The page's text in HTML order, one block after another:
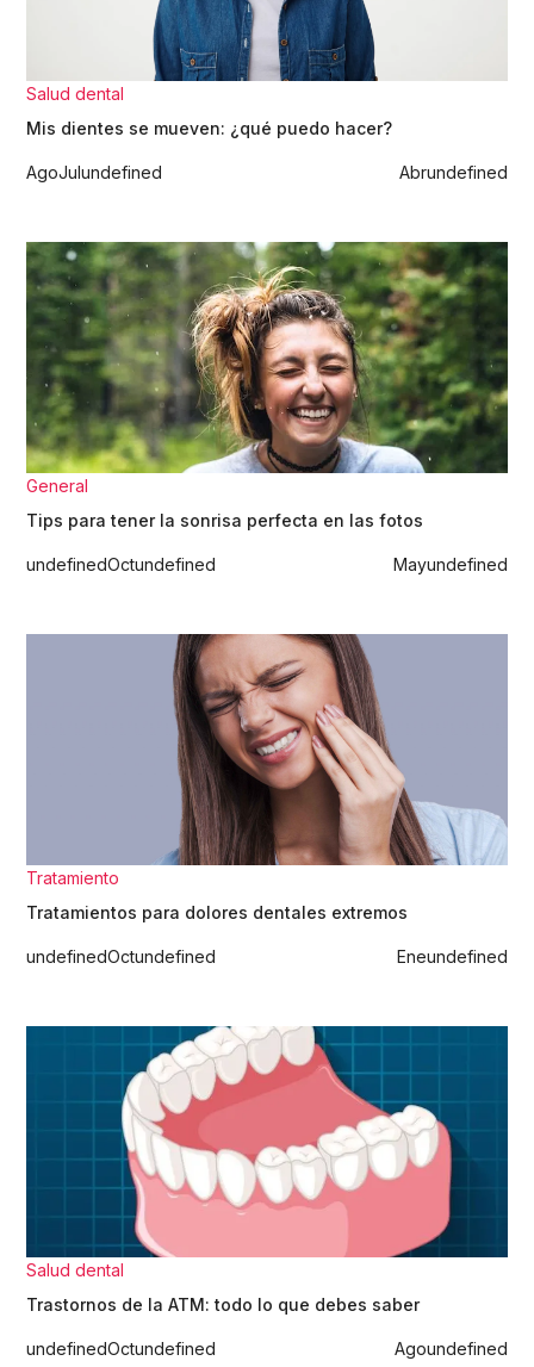
Salud dental
Mis dientes se mueven: ¿qué puedo hacer?
AgoJulundefined Abrundefined
General
Tips para tener la sonrisa perfecta en las fotos
undefinedOctundefined Mayundefined
Tratamiento
Tratamientos para dolores dentales extremos
undefinedOctundefined Eneundefined
Salud dental
Trastornos de la ATM: todo lo que debes saber
undefinedOctundefined Agoundefined